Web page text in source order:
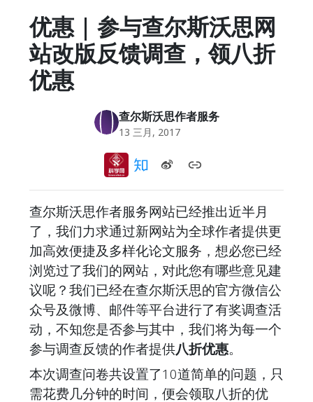
优惠 | 参与查尔斯沃思网
站改版反馈调查，领八折
优惠
查尔斯沃思作者服务
13 三月, 2017
查尔斯沃思作者服务网站已经推出近半月
了，我们力求通过新网站为全球作者提供更
加高效便捷及多样化论文服务，想必您已经
浏览过了我们的网站，对此您有哪些意见建
议呢？我们已经在查尔斯沃思的官方微信公
众号及微博、邮件等平台进行了有奖调查活
动，不知您是否参与其中，我们将为每一个
参与调查反馈的作者提供八折优惠。
本次调查问卷共设置了10道简单的问题，只
需花费几分钟的时间，便会领取八折的优